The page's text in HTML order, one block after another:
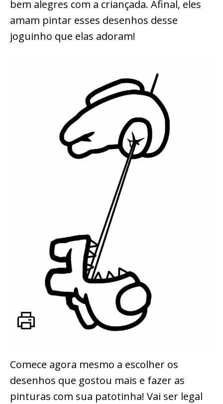
bem alegres com a criançada. Afinal, eles
amam pintar esses desenhos desse
joguinho que elas adoram!
Comece agora mesmo a escolher os
desenhos que gostou mais e fazer as
pinturas com sua patotinha! Vai ser legal